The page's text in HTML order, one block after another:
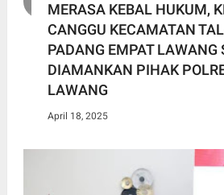
MERASA KEBAL HUKUM,
CANGGU KECAMATAN
PADANG EMPAT LAWANG
DIAMANKAN PIHAK
LAWANG
April 18, 2025